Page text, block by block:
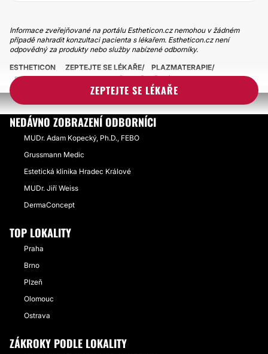
Informace zveřejňované na portálu Estheticon.cz nemohou v žádném
případě nahradit konzultaci pacienta s lékařem. Estheticon.cz není
odpovědný za produkty nebo služby nabízené odborníky.
ZEPTEJTE SE LÉKAŘE
ESTHETICON ZEPTEJTE SE LÉKAŘE
PLAZMATERAPIE
EFEKT PLAZMATERAPIE A POČET OŠETŘENÍ
NEDÁVNO ZOBRAZENÍ ODBORNÍCI
MUDr. Adam Kopecký, Ph.D., FEBO
Grussmann Medic
Estetická klinika Hradec Králové
MUDr. Jiří Weiss
DermaConcept
TOP LOKALITY
Praha
Brno
Plzeň
Olomouc
Ostrava
ZÁKROKY PODLE LOKALITY